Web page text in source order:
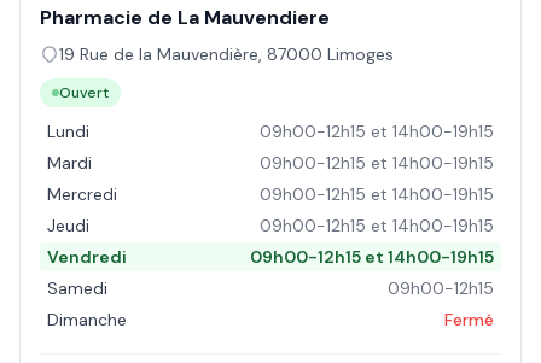
Pharmacie de La Mauvendiere
19 Rue de la Mauvendière, 87000 Limoges
Ouvert
Lundi
09h00-12h15 et 14h00-19h15
Mardi
09h00-12h15 et 14h00-19h15
Mercredi
09h00-12h15 et 14h00-19h15
Jeudi
09h00-12h15 et 14h00-19h15
Vendredi
09h00-12h15 et 14h00-19h15
Samedi
09h00-12h15
Dimanche
Fermé